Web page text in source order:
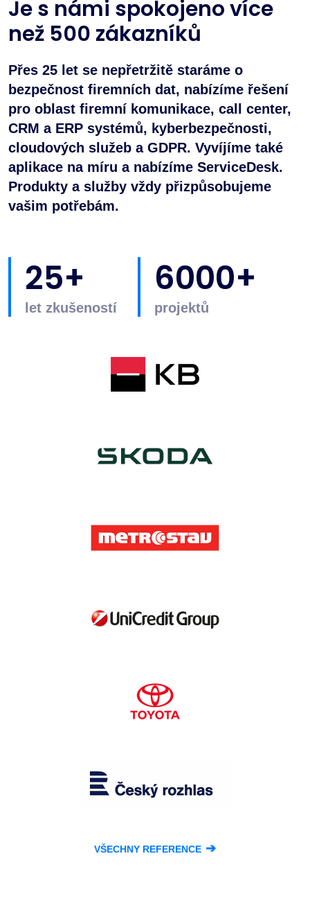
Je s námi spokojeno více
než 500 zákazníků
Přes 25 let se nepřetržitě staráme o
bezpečnost firemních dat, nabízíme řešení
pro oblast firemní komunikace, call center,
CRM a ERP systémů, kyberbezpečnosti,
cloudových služeb a GDPR. Vyvíjíme také
aplikace na míru a nabízíme ServiceDesk.
Produkty a služby vždy přizpůsobujeme
vašim potřebám.
25+
let zkušeností
6000+
projektů
VŠECHNY REFERENCE ➔